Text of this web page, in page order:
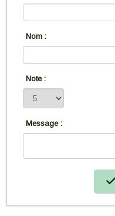
Nom :
Note :
Message :